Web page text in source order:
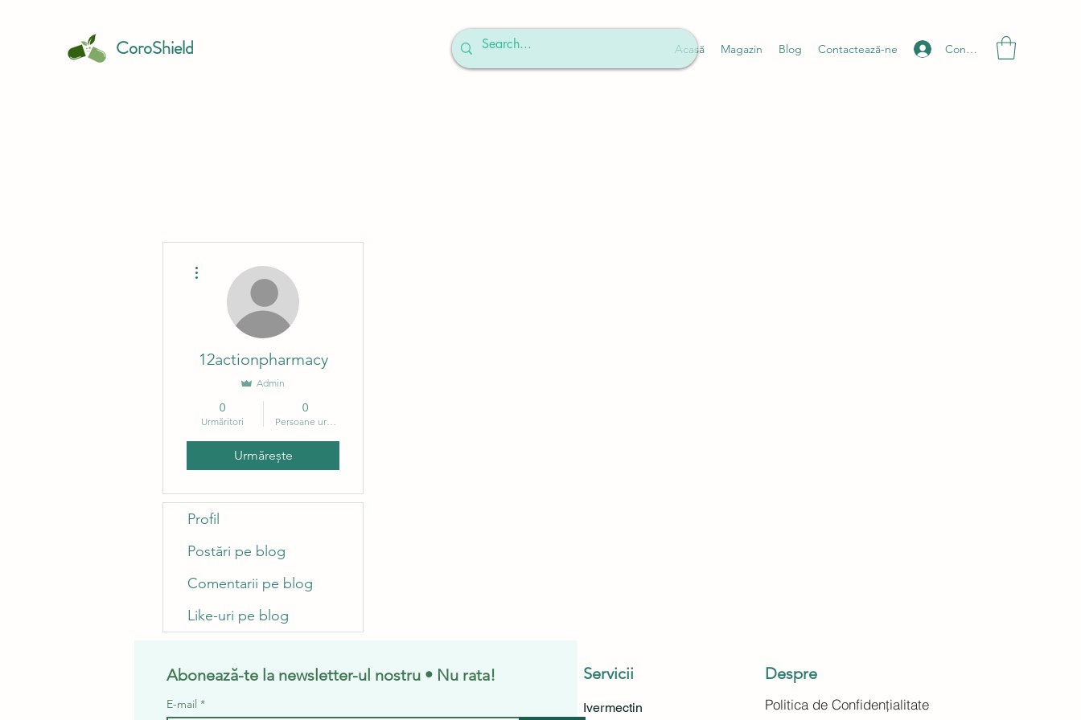
CoroShield Conectează-te
Acasă Magazin Blog Contactează-ne
12actionpharmacy
Admin
0
Urmăritori
0
Persoane urmărite
Urmărește
Profil
Postări pe blog
Comentarii pe blog
Like-uri pe blog
Abonează-te la newsletter-ul nostru • Nu rata!
E-mail
Servicii
Ivermectin
Despre
Politica de Confidențialitate